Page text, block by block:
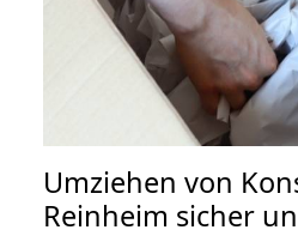
Umziehen von
Reinheim sicher